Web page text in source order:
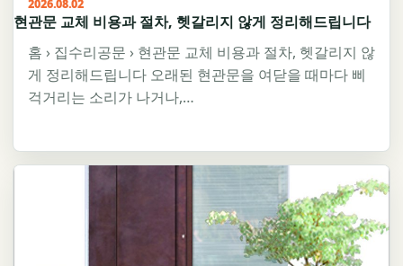
2026.08.02
현관문 교체 비용과 절차, 헷갈리지 않게 정리해드립니다
홈 › 집수리공문 › 현관문 교체 비용과 절차, 헷갈리지 않
게 정리해드립니다 오래된 현관문을 여닫을 때마다 삐
걱거리는 소리가 나거나,…